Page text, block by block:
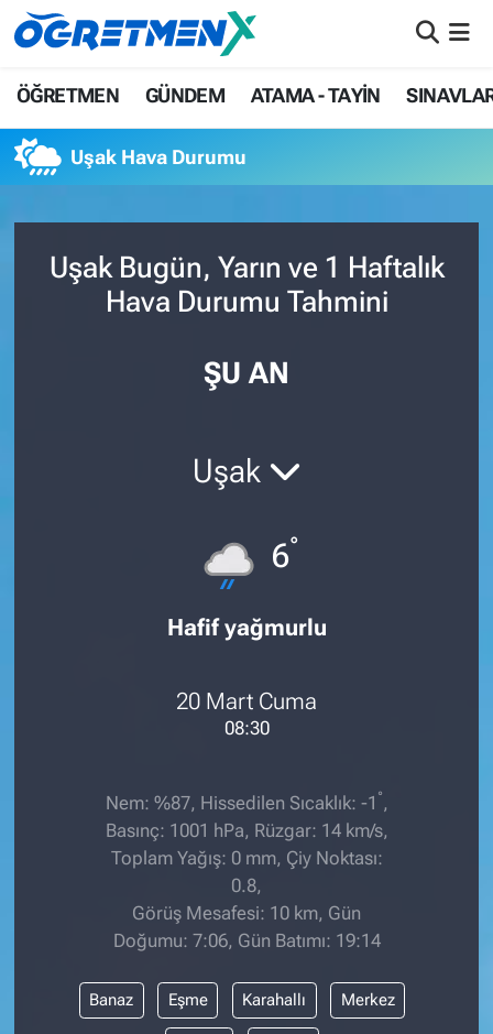
ÖĞRETMEN GÜNDEM ATAMA - TAYİN
Uşak Hava Durumu
Uşak Bugün, Yarın ve 1 Haftalık
Hava Durumu Tahmini
ŞU AN
Uşak
6°
Hafif yağmurlu
20 Mart Cuma
08:30
Nem: %87, Hissedilen Sıcaklık: -1 ° ,
Basınç: 1001 hPa, Rüzgar: 14 km/s,
Toplam Yağış: 0 mm, Çiy Noktası:
0.8,
Görüş Mesafesi: 10 km, Gün
Doğumu: 7:06, Gün Batımı: 19:14
Banaz Eşme Karahallı Merkez
ÖĞRETMEN
SINAVLAR
HAYATIN İÇİNDEN
UZMAN ÖĞRETMENLİK
İstanbul Nöbetçi Eczaneler
İstanbul Trafik Yoğunluk Haritası
Süper Lig Puan Durumu ve Fikstür